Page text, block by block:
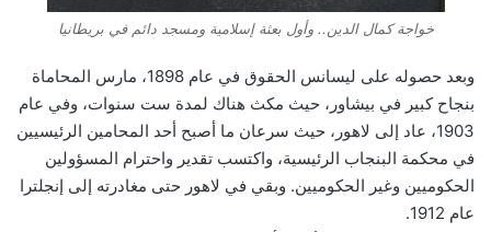
خواجة كمال الدين.. وأول بعثة إسلامية ومسجد دائم في بريطانيا
وبعد حصوله على ليسانس الحقوق في عام 1898، مارس المحاماة
بنجاح كبير في بيشاور، حيث مكث هناك لمدة ست سنوات، وفي عام
1903، عاد إلى لاهور، حيث سرعان ما أصبح أحد المحامين الرئيسيين
في محكمة البنجاب الرئيسية، واكتسب تقدير واحترام المسؤولين
الحكوميين وغير الحكوميين. وبقي في لاهور حتى مغادرته إلى إنجلترا
عام 1912.